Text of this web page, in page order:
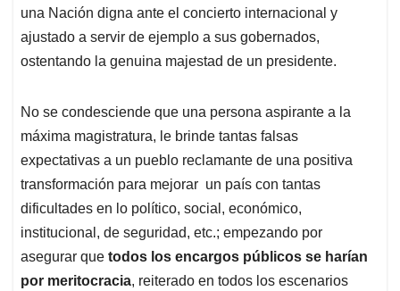
una Nación digna ante el concierto internacional y
ajustado a servir de ejemplo a sus gobernados,
ostentando la genuina majestad de un presidente.
No se condesciende que una persona aspirante a la
máxima magistratura, le brinde tantas falsas
expectativas a un pueblo reclamante de una positiva
transformación para mejorar un país con tantas
dificultades en lo político, social, económico,
institucional, de seguridad, etc.; empezando por
asegurar que todos los encargos públicos se harían
por meritocracia, reiterado en todos los escenarios